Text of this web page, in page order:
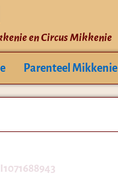
en Circus Mikkenie
Parenteel Mikkenie
I1071688943